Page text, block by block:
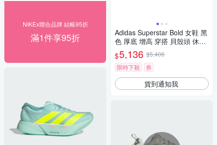
NIKEx聯合品牌 結帳95折
滿1件享95折
Adidas Superstar Bold 女鞋 黑
色 厚底 增高 穿搭 貝殼頭 休閒
鞋 IH1663
$5,136 $5,406
限時下殺
券
貨到通知我